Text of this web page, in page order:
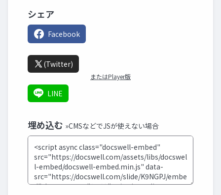
シェア
Facebook
(Twitter)
またはPlayer版
LINE
埋め込む »CMSなどでJSが使えない場合